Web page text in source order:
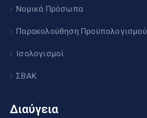
Νομικά Πρόσωπα
Παρακολούθηση Προϋπολογισμού
Ισολογισμοί
ΣΒΑΚ
Διαύγεια